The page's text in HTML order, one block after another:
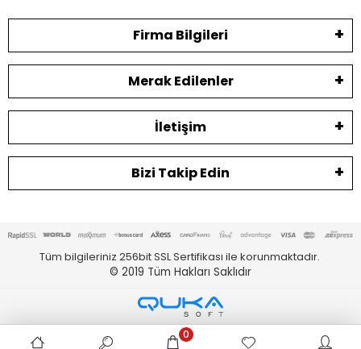
Firma Bilgileri
Merak Edilenler
İletişim
Bizi Takip Edin
Tüm bilgileriniz 256bit SSL Sertifikası ile korunmaktadır.
© 2019 Tüm Hakları Saklıdır
0